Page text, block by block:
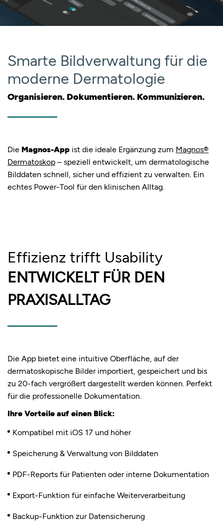
PRODUKTE
idea®
Magnos®
Hautkrebs
Publikationen
Smarte Bildverwaltung für die
moderne Dermatologie
Organisieren. Dokumentieren. Kommunizieren.
Die Magnos-App ist die ideale Ergänzung zum Magnos®
Dermatoskop – speziell entwickelt, um dermatologische
Bilddaten schnell, sicher und effizient zu verwalten. Ein
echtes Power-Tool für den klinischen Alltag.
Effizienz trifft Usability
ENTWICKELT FÜR DEN
PRAXISALLTAG
Die App bietet eine intuitive Oberfläche, auf der
dermatoskopische Bilder importiert, gespeichert und bis
zu 20-fach vergrößert dargestellt werden können. Perfekt
für die professionelle Dokumentation.
Ihre Vorteile auf einen Blick:
Kompatibel mit iOS 17 und höher
Speicherung & Verwaltung von Bilddaten
PDF-Reports für Patienten oder interne Dokumentation
Export-Funktion für einfache Weiterverarbeitung
Backup-Funktion zur Datensicherung